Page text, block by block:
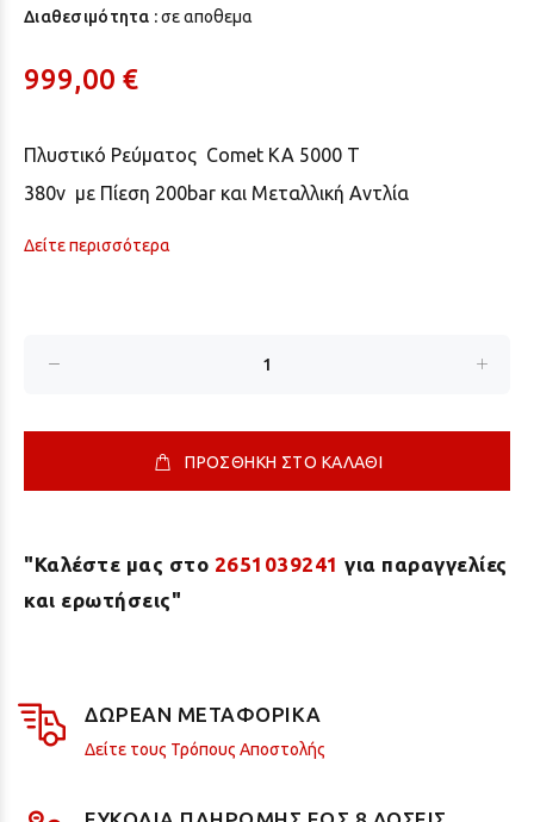
Διαθεσιμότητα :σε αποθεμα
999,00 €
Πλυστικό Ρεύματος Comet KA 5000 T
380v με Πίεση 200bar και Μεταλλική Αντλία
Δείτε περισσότερα
ΠΡΟΣΘΗΚΗ ΣΤΟ ΚΑΛΑΘΙ
"Καλέστε μας στο 2651039241 για παραγγελίες
και ερωτήσεις"
ΔΩΡΕΑΝ ΜΕΤΑΦΟΡΙΚΑ
Δείτε τους Τρόπους Αποστολής